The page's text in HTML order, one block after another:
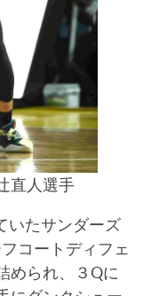
直人選手
いたサンダーズ
コートディフェ
められ、３Qに